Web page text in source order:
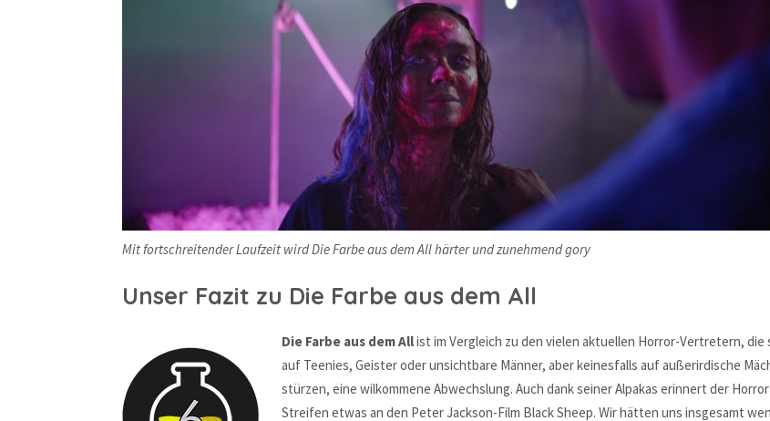
Mit fortschreitender Laufzeit wird Die Farbe aus dem All härter und zunehmend gory
Unser Fazit zu Die Farbe aus dem All
Die Farbe aus dem Allist im Vergleich zu den vielen aktuellen Horror-Vertretern, die
auf Teenies, Geister oder unsichtbare Männer, aber keinesfalls auf außerirdische
stürzen, eine wilkommene Abwechslung. Auch dank seiner Alpakas erinnert der
Streifen etwas an den Peter Jackson-Film Black Sheep. Wir hätten uns insgesamt